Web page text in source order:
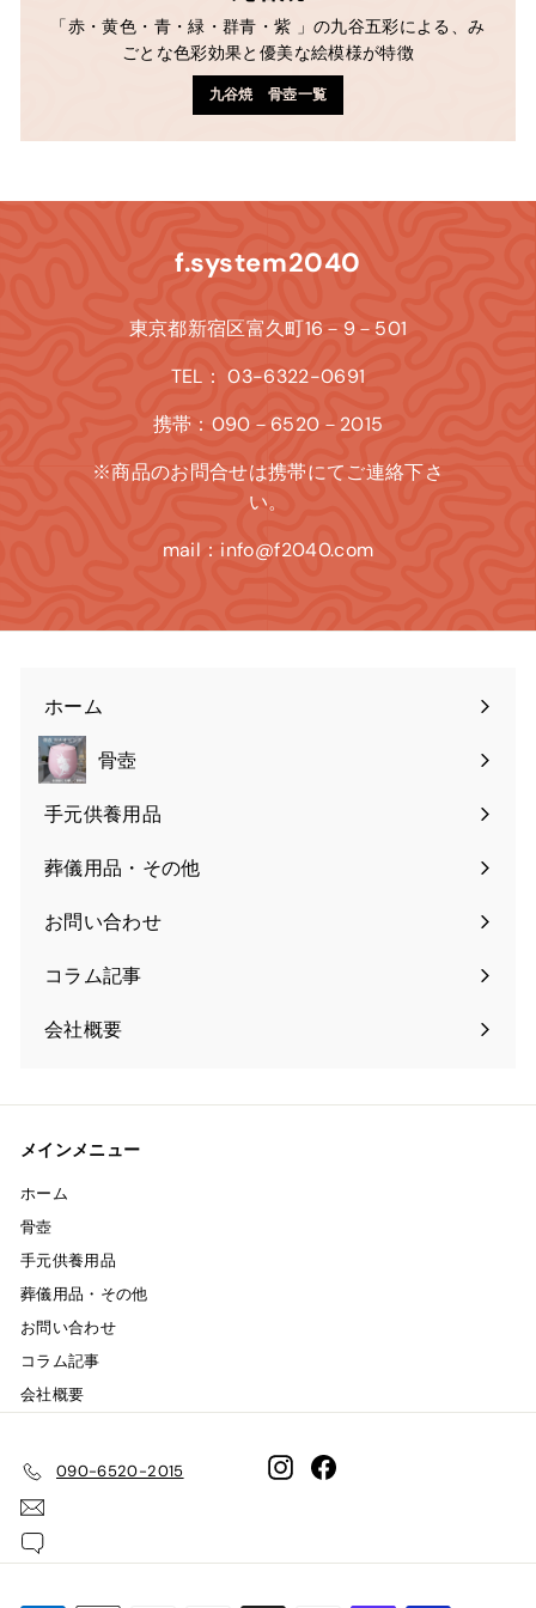
「赤・黄色・青・緑・群青・紫 」の九谷五彩による、み
ごとな色彩効果と優美な絵模様が特徴
九谷焼 骨壺一覧
f.system2040
東京都新宿区富久町16－9－501
TEL： 03-6322-0691
携帯：090－6520－2015
※商品のお問合せは携帯にてご連絡下さ
い。
mail：info@f2040.com
ホーム
骨壺
手元供養用品
葬儀用品・その他
お問い合わせ
コラム記事
会社概要
メインメニュー
ホーム
骨壺
手元供養用品
葬儀用品・その他
お問い合わせ
コラム記事
会社概要
090-6520-2015 InstagramFacebook